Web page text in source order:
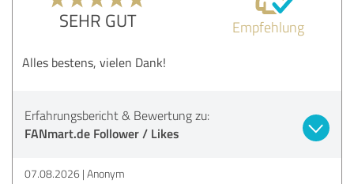
SEHR GUT Empfehlung
Alles bestens, vielen Dank!
Erfahrungsbericht & Bewertung zu:
FANmart.de Follower / Likes
07.08.2026 Anonym